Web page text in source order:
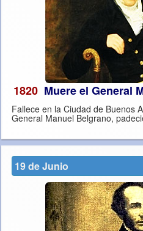
1820 Muere el General
Fallece en la Ciudad de Buenos
19 de Junio